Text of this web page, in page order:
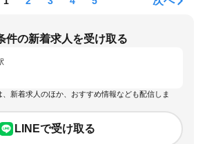
件の新着求人を受け取る
、新着求人のほか、おすすめ情報なども配信しま
LINEで受け取る